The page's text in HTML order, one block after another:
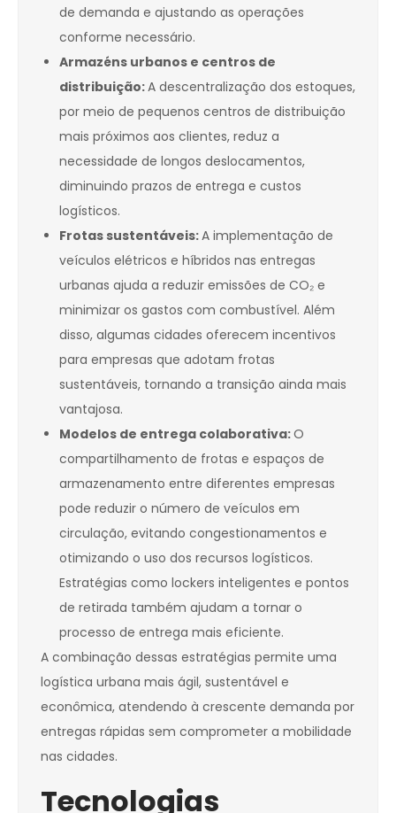
de demanda e ajustando as operações
conforme necessário.
Armazéns urbanos e centros de
distribuição:A descentralização dos estoques,
por meio de pequenos centros de distribuição
mais próximos aos clientes, reduz a
necessidade de longos deslocamentos,
diminuindo prazos de entrega e custos
logísticos.
Frotas sustentáveis:A implementação de
veículos elétricos e híbridos nas entregas
urbanas ajuda a reduzir emissões de CO₂ e
minimizar os gastos com combustível. Além
disso, algumas cidades oferecem incentivos
para empresas que adotam frotas
sustentáveis, tornando a transição ainda mais
vantajosa.
Modelos de entrega colaborativa:O
compartilhamento de frotas e espaços de
armazenamento entre diferentes empresas
pode reduzir o número de veículos em
circulação, evitando congestionamentos e
otimizando o uso dos recursos logísticos.
Estratégias como lockers inteligentes e pontos
de retirada também ajudam a tornar o
processo de entrega mais eficiente.
A combinação dessas estratégias permite uma
logística urbana mais ágil, sustentável e
econômica, atendendo à crescente demanda por
entregas rápidas sem comprometer a mobilidade
nas cidades.
Tecnologias